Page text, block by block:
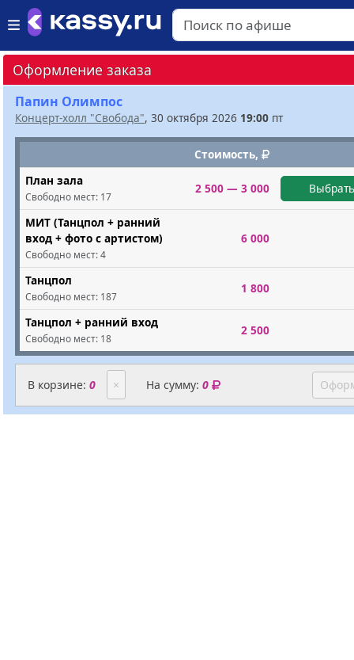
Оформление заказа
Папин Олимпос
Концерт-холл "Свобода", 30 октября 2026 19:00 пт
Стоимость,
План зала
Свободно мест: 17
2 500 — 3 000
МИТ (Танцпол + ранний
вход + фото с артистом)
Свободно мест:4
6 000
Танцпол
Свободно мест: 187
1 800
Танцпол + ранний вход
Свободно мест: 18
2 500
В корзине: 0 × На сумму:0